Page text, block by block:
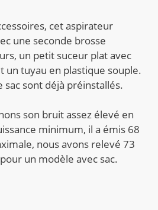
cet aspirateur
une seconde brosse
un petit suceur plat avec
un tuyau en plastique souple.
sont déjà préinstallés.
son bruit assez élevé en
minimum, il a émis 68
nous avons relevé 73
un modèle avec sac.